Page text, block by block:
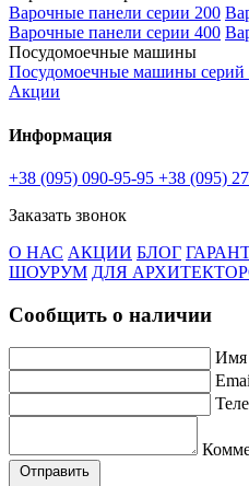
Варочные панели серии 200
Варочные панели серии 400
Посудомоечные машины
Посудомоечные машины серий
Акции
Информация
+38 (095) 090-95-95 +38 (095)
Заказать звонок
О НАС АКЦИИ БЛОГ
ШОУРУМ ДЛЯ
Сообщить о наличии
Имя
Отправить